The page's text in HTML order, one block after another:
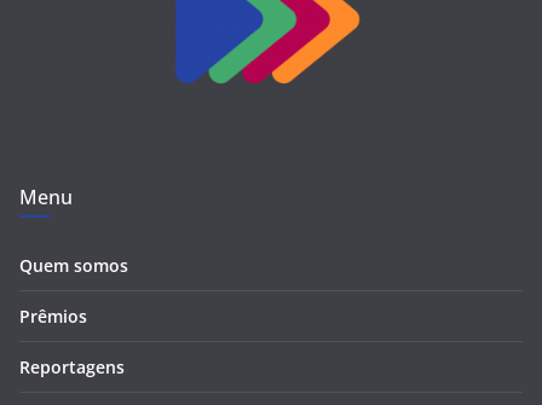
Menu
Quem somos
Prêmios
Reportagens